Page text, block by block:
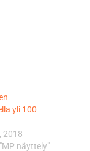
yli 100
2018
näyttely"